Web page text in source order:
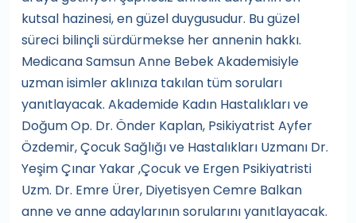
kutsal hazinesi, en güzel duygusudur. Bu güzel
süreci bilinçli sürdürmekse her annenin hakkı.
Medicana Samsun Anne Bebek Akademisiyle
uzman isimler aklınıza takılan tüm soruları
yanıtlayacak. Akademide Kadın Hastalıkları ve
Doğum Op. Dr. Önder Kaplan, Psikiyatrist Ayfer
Özdemir, Çocuk Sağlığı ve Hastalıkları Uzmanı Dr.
Yeşim Çınar Yakar ,Çocuk ve Ergen Psikiyatristi
Uzm. Dr. Emre Ürer, Diyetisyen Cemre Balkan
anne ve anne adaylarının sorularını yanıtlayacak.